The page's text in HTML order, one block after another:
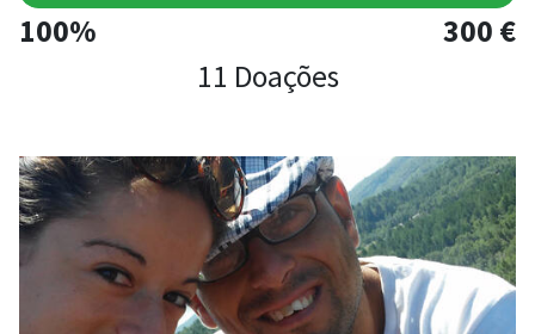
100%
300 €
11 Doações